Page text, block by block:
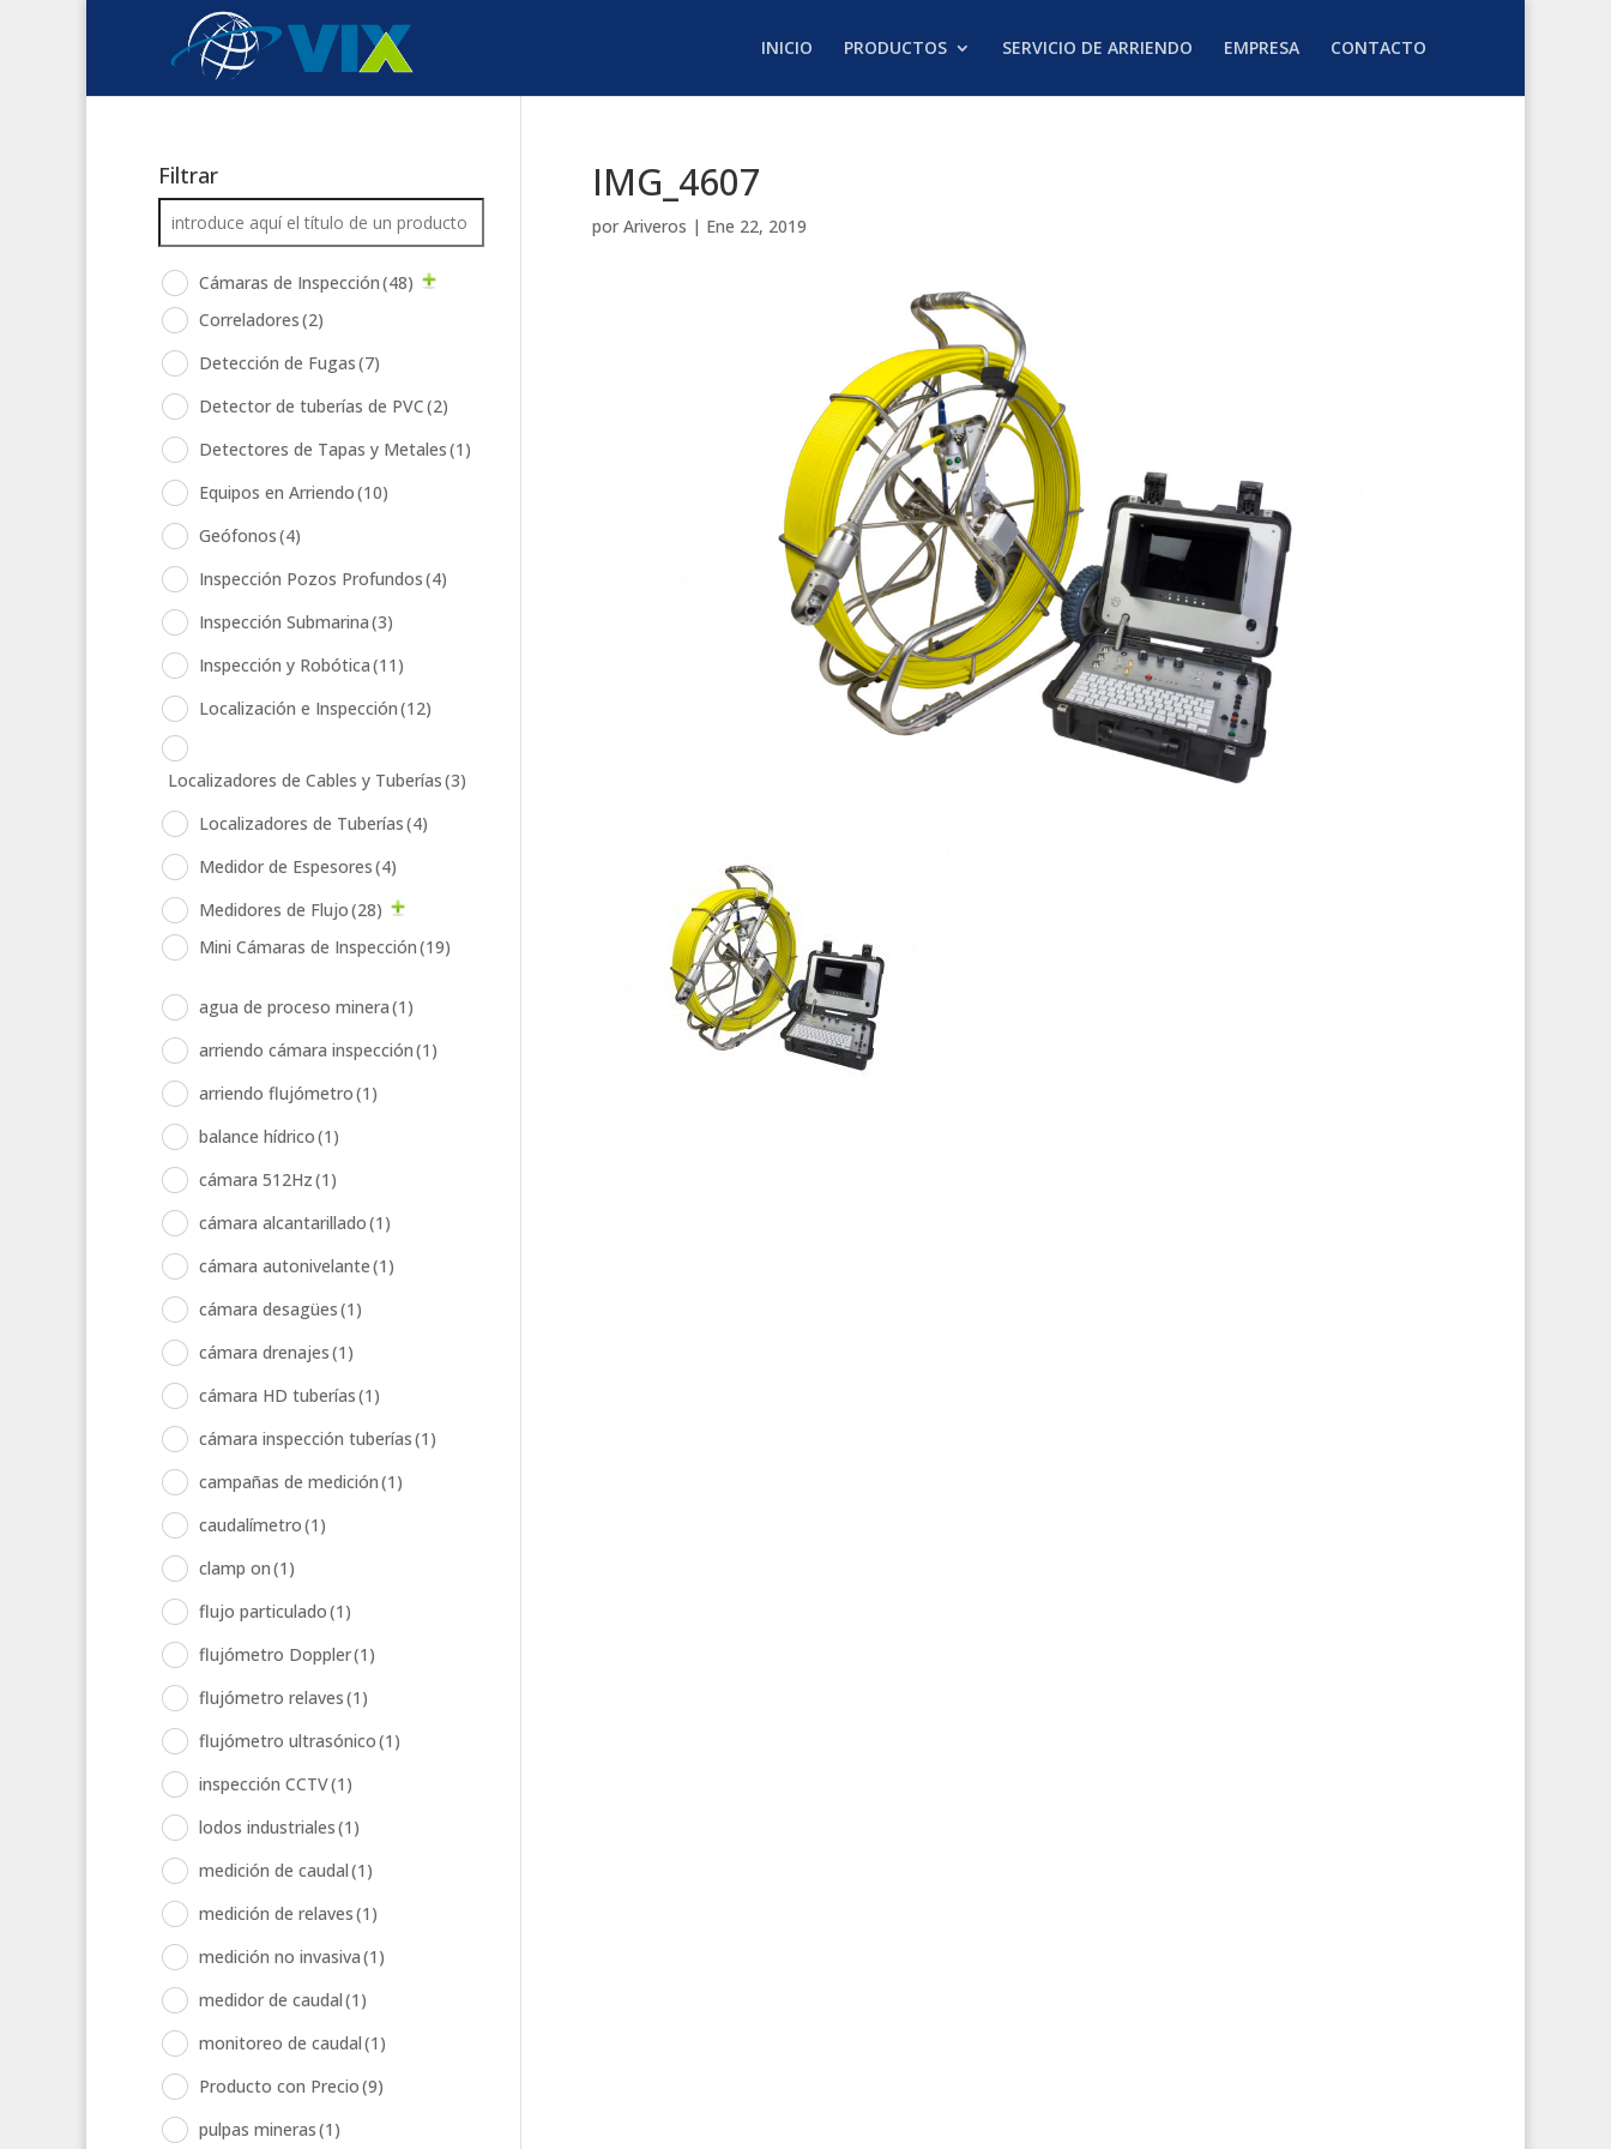
INICIO PRODUCTOS SERVICIO DE ARRIENDO EMPRESA CONTACTO
IMG_4607
por Ariveros | Ene 22, 2019
Filtrar
Cámaras de Inspección(48)
Correladores(2)
Detección de Fugas(7)
Detector de tuberías de PVC(2)
Detectores de Tapas y Metales(1)
Equipos en Arriendo(10)
Geófonos(4)
Inspección Pozos Profundos(4)
Inspección Submarina(3)
Inspección y Robótica(11)
Localización e Inspección(12)
Localizadores de Cables y Tuberías(3)
Localizadores de Tuberías(4)
Medidor de Espesores(4)
Medidores de Flujo(28)
Mini Cámaras de Inspección(19)
agua de proceso minera(1)
arriendo cámara inspección(1)
arriendo flujómetro(1)
balance hídrico(1)
cámara 512Hz(1)
cámara alcantarillado(1)
cámara autonivelante(1)
cámara desagües(1)
cámara drenajes(1)
cámara HD tuberías(1)
cámara inspección tuberías(1)
campañas de medición(1)
caudalímetro(1)
clamp on(1)
flujo particulado(1)
flujómetro Doppler(1)
flujómetro relaves(1)
flujómetro ultrasónico(1)
inspección CCTV(1)
lodos industriales(1)
medición de caudal(1)
medición de relaves(1)
medición no invasiva(1)
medidor de caudal(1)
monitoreo de caudal(1)
Producto con Precio(9)
pulpas mineras(1)